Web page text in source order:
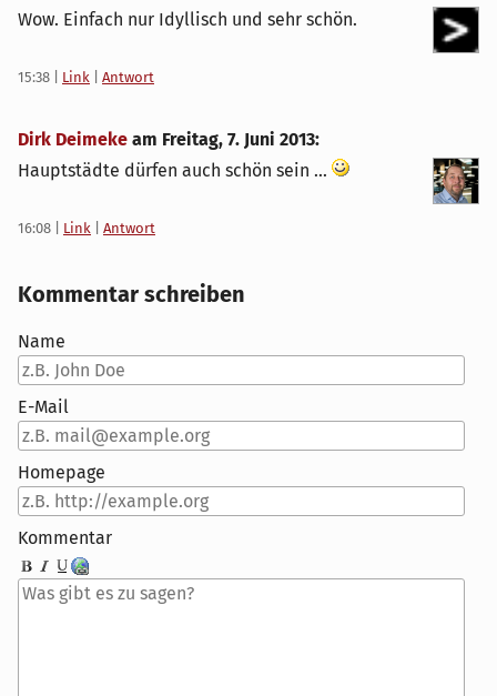
Wow. Einfach nur Idyllisch und sehr schön.
15:38 Link Antwort
Dirk Deimeke am Freitag, 7. Juni 2013:
Hauptstädte dürfen auch schön sein ...
16:08 Link Antwort
Kommentar schreiben
Name
E-Mail
Homepage
Kommentar